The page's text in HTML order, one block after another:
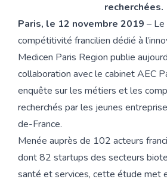
recherchées.
Paris, le 12 novembre 2019 –
compétitivité francilien dédié à
Medicen Paris Region publie
collaboration avec le cabinet AEC
enquête sur les métiers et les
recherchés par les jeunes
de-France.
Menée auprès de 102 acteurs
dont 82 startups des secteurs
santé et services, cette étude met